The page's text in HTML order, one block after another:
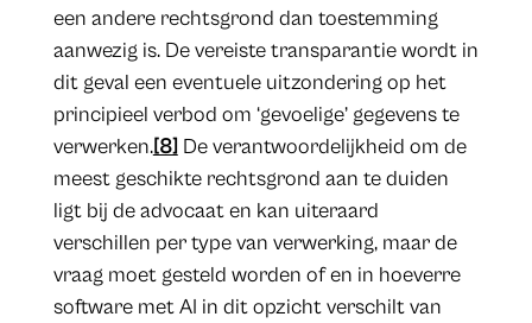
een andere rechtsgrond dan toestemming
aanwezig is. De vereiste transparantie wordt in
dit geval een eventuele uitzondering op het
principieel verbod om ‘gevoelige’ gegevens te
verwerken.[8] De verantwoordelijkheid om de
meest geschikte rechtsgrond aan te duiden
ligt bij de advocaat en kan uiteraard
verschillen per type van verwerking, maar de
vraag moet gesteld worden of en in hoeverre
software met AI in dit opzicht verschilt van